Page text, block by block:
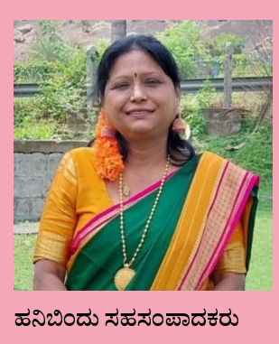
ಹನಿಬಿಂದು ಸಹಸಂಪಾದಕರು